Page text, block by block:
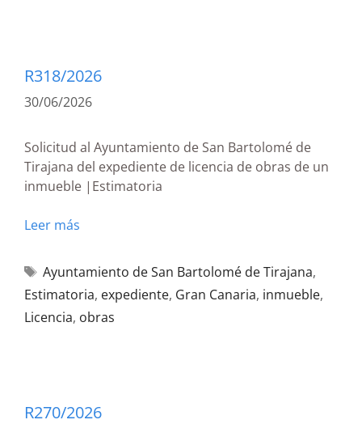
R318/2026
30/06/2026
Solicitud al Ayuntamiento de San Bartolomé de
Tirajana del expediente de licencia de obras de un
inmueble |Estimatoria
Leer más
Ayuntamiento de San Bartolomé de Tirajana,
Estimatoria, expediente, Gran Canaria, inmueble,
Licencia, obras
R270/2026